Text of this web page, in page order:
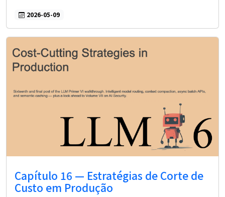
2026-05-09
Capítulo 16 — Estratégias de Corte de
Custo em Produção